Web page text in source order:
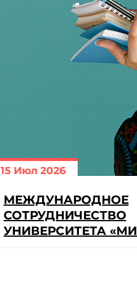
15 Июл 2026
МЕЖДУНАРОДНОЕ
СОТРУДНИЧЕСТВО
УНИВЕРСИТЕТА